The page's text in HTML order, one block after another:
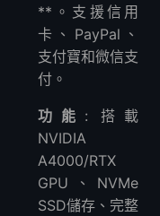
**。支援信用
卡、PayPal、
支付寶和微信支
付。
功能 : 搭載
NVIDIA
A4000/RTX
GPU、NVMe
SSD儲存、完整